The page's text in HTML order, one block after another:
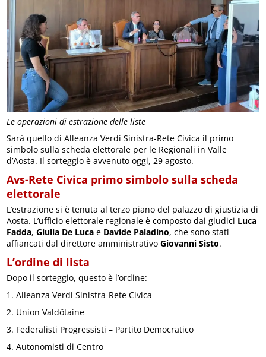
Le operazioni di estrazione delle liste
Sarà quello di Alleanza Verdi Sinistra-Rete Civica il primo
simbolo sulla scheda elettorale per le Regionali in Valle
d’Aosta. Il sorteggio è avvenuto oggi, 29 agosto.
Avs-Rete Civica primo simbolo sulla scheda
elettorale
L’estrazione si è tenuta al terzo piano del palazzo di giustizia di
Aosta. L’ufficio elettorale regionale è composto dai giudici Luca
Fadda,Giulia De Luca e Davide Paladino, che sono stati
affiancati dal direttore amministrativoGiovanni Sisto.
L’ordine di lista
Dopo il sorteggio, questo è l’ordine:
1. Alleanza Verdi Sinistra-Rete Civica
2. Union Valdôtaine
3. Federalisti Progressisti – Partito Democratico
4. Autonomisti di Centro